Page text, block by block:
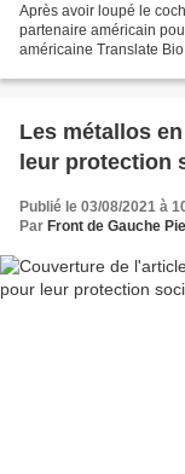
Après avoir loupé le
partenaire américain
américaine Translate
Les métallos
leur protection
Publié le 03/08/2021 à
Par Front de Gauche